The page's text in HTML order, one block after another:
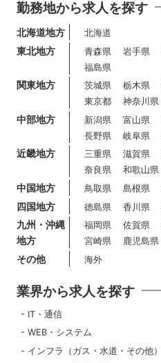
勤務地から求人を探す
北海道地方 北海道
東北地方 青森県 岩手県
福島県
関東地方 茨城県 栃木県
東京都
神奈川県
中部地方 新潟県 富山県
長野県
岐阜県
近畿地方 三重県 滋賀県
奈良県
和歌山県
中国地方 鳥取県 島根県
四国地方 徳島県 香川県
九州・沖縄
地方
福岡県 佐賀県
宮崎県
鹿児島県
その他 海外
業界から求人を探す
IT・通信
WEB・システム
インフラ（ガス・水道・その他）